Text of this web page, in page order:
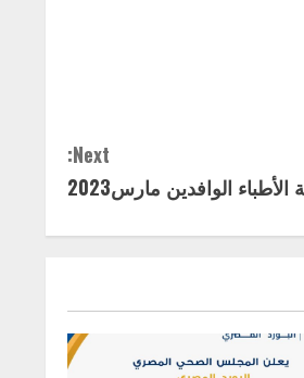
Next:
الوافدين مارس2023